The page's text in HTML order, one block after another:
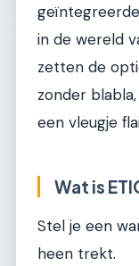
in de wereld
zetten de
zonder
een vleugje
Wat is
Stel je een
heen trekt.